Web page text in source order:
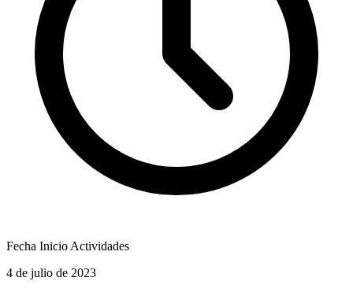
Fecha Inicio Actividades
4 de julio de 2023